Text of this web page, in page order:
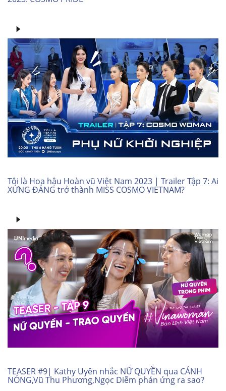
Tôi là Hoa hậu Hoàn vũ Việt Nam 2023 | Trailer Tập 7: Ai
XỨNG ĐÁNG trở thành MISS COSMO VIETNAM?
TEASER #9| Kathy Uyên nhắc NỮ QUYỀN qua CẢNH
NÓNG,Vũ Thu Phương,Ngọc Diễm phản ứng ra sao?